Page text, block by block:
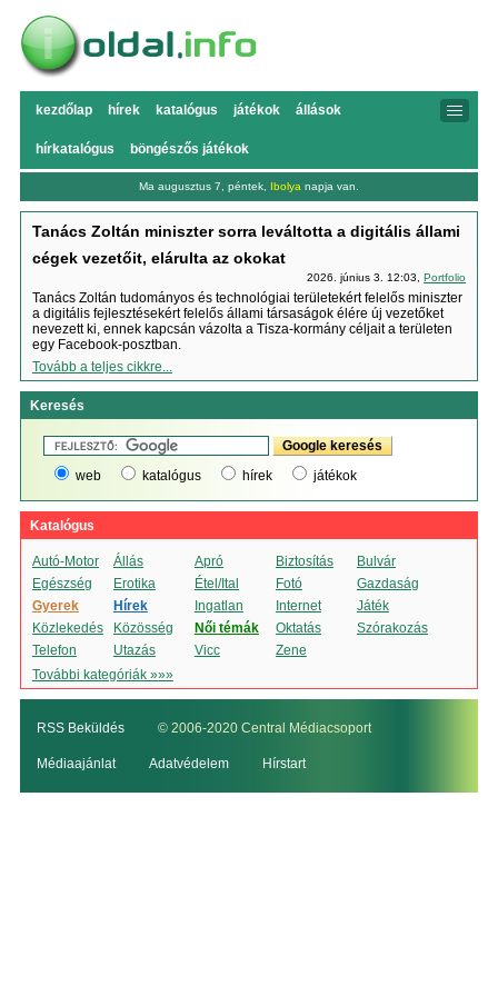
kezdőlap hírek katalógus játékok állások
hírkatalógus böngészős játékok
Ma augusztus 7, péntek, Ibolya napja van.
Tanács Zoltán miniszter sorra leváltotta a digitális állami
cégek vezetőit, elárulta az okokat
2026. június 3. 12:03,Portfolio
Tanács Zoltán tudományos és technológiai területekért felelős miniszter
a digitális fejlesztésekért felelős állami társaságok élére új vezetőket
nevezett ki, ennek kapcsán vázolta a Tisza-kormány céljait a területen
egy Facebook-posztban.
Tovább a teljes cikkre...
Keresés
web katalógus hírek játékok
Katalógus
Autó-Motor Állás Apró Biztosítás
Bulvár
Egészség
Erotika Étel/Ital Fotó
Gazdaság
Gyerek
Hírek Ingatlan Internet
Játék
Közlekedés
Közösség Női témák Oktatás
Szórakozás
Telefon
Utazás Vicc
Zene
További kategóriák »»»
RSS Beküldés © 2006-2020 Central Médiacsoport
Médiaajánlat Adatvédelem Hírstart